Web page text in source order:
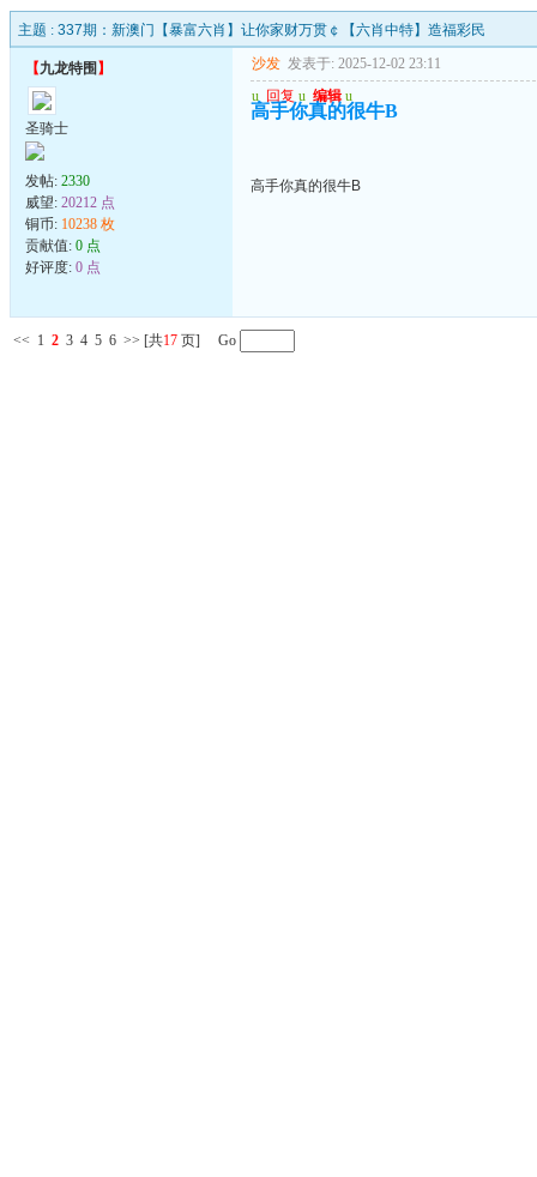
主题 : 337期：新澳门【暴富六肖】让你家财万贯￠【六肖中特】造福彩民
【九龙特围 】
圣骑士
发帖: 2330
威望: 20212 点
铜币: 10238 枚
贡献值: 0 点
好评度: 0 点
沙发 发表于: 2025-12-02 23:11
u 回复 u 编辑 u
高手你真的很牛B
高手你真的很牛B
<< 1 2 3 4 5 6 >> [共17 页] Go